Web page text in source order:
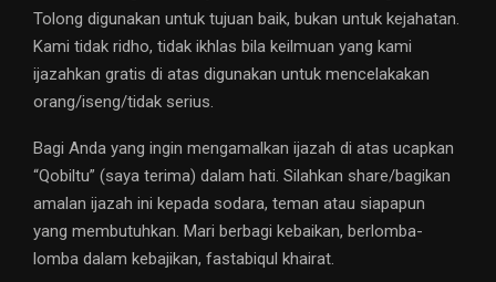
Tolong digunakan untuk tujuan baik, bukan untuk kejahatan.
Kami tidak ridho, tidak ikhlas bila keilmuan yang kami
ijazahkan gratis di atas digunakan untuk mencelakakan
orang/iseng/tidak serius.
Bagi Anda yang ingin mengamalkan ijazah di atas ucapkan
“Qobiltu” (saya terima) dalam hati. Silahkan share/bagikan
amalan ijazah ini kepada sodara, teman atau siapapun
yang membutuhkan. Mari berbagi kebaikan, berlomba-
lomba dalam kebajikan, fastabiqul khairat.